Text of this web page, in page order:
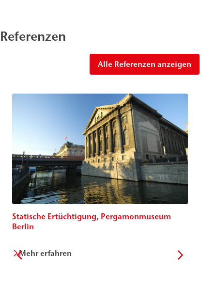
Referenzen
Alle Referenzen anzeigen
Statische Ertüchtigung, Pergamonmuseum
Berlin
Mehr erfahren